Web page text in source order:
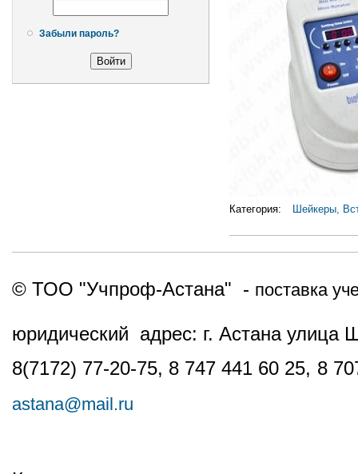
Забыли пароль?
Категория: Шейкеры,
© ТОО "Учпроф-Астана" - поставка
юридический адрес: г. Астана
8(7172) 77-20-75, 8 747 441 60 25, 8
astana@mail.ru